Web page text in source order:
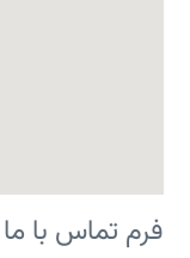
فرم تماس با ما